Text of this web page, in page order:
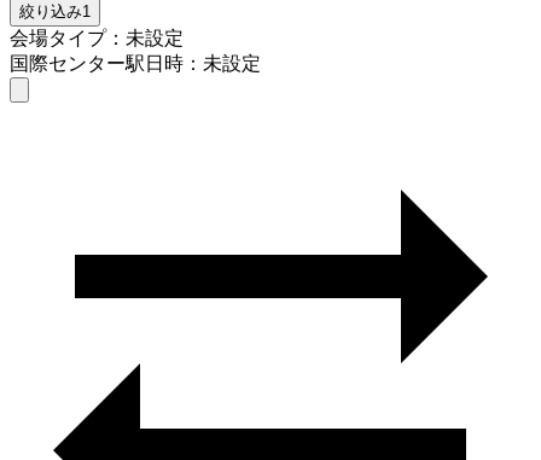
絞り込み1
会場タイプ：未設定
国際センター駅日時：未設定